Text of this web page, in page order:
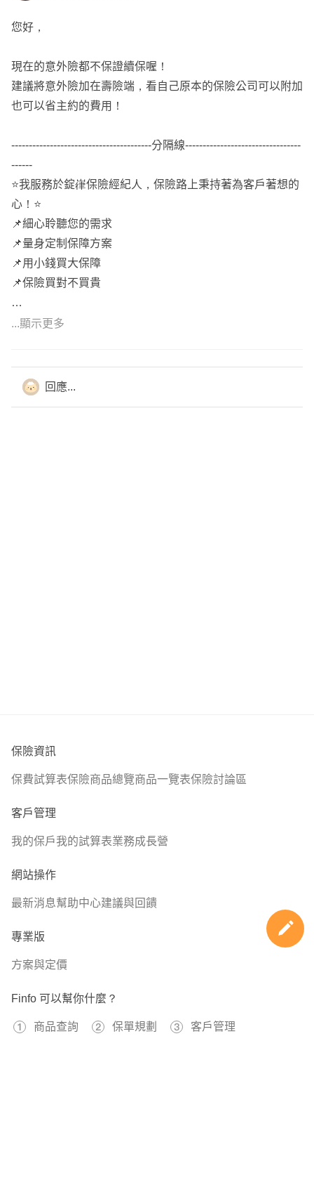
此外，還有標靶藥物、免疫療法....等等。
挑選重點:一次金額度越高越好，療程型、生存型為輔助
🛎️重大傷病
如精選傷病)、重大傷病(300多項，健保署認定、標準明
確、見卡就賠)
挑選重點:第一年不打折、慢性精神病不打折
🌀照護險
主要為失能險/長照險，目前失能險滅絕，改以意外失能險
為優先、有預算再來討論長照險
「歡迎點擊頭像和連結加LINE討論喔^^」
您好，
現在的意外險都不保證續保喔！
建議將意外險加在壽險端，看自己原本的保險公司可以附加
也可以省主約的費用！
----------------------------------------分隔線---------------------------------
------
⭐我服務於錠嵂保險經紀人，保險路上秉持著為客戶著想的
心！⭐
📌細心聆聽您的需求
📌量身定制保障方案
📌用小錢買大保障
📌保險買對不買貴
...顯示更多
回應...
保險資訊
保費試算表保險商品總覽商品一覽表保險討論區
客戶管理
我的保戶我的試算表業務成長營
網站操作
最新消息幫助中心建議與回饋
專業版
方案與定價
Finfo 可以幫你什麼？
商品查詢 保單規劃 客戶管理